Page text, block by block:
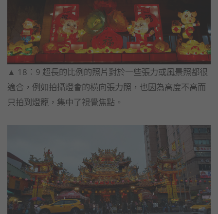
▲ 18︰9 超長的比例的照片對於一些張力或風景照都很
適合， 例如拍攝燈會的橫向張力照，也因為高度不高而
只拍到燈籠， 集中了視覺焦點。